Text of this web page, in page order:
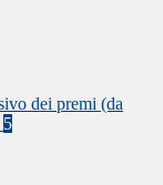
dei premi (da
5